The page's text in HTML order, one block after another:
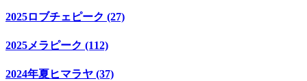
2025ロブチェピーク (27)
2025メラピーク (112)
2024年夏ヒマラヤ (37)